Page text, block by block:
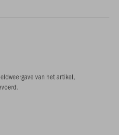
van het artikel,